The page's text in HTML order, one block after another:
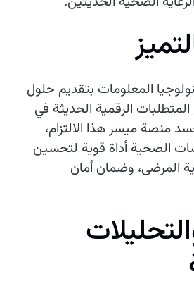
المعلومات بتقديم حلول
الرقمية الحديثة في
منصة ميسر هذا الالتزام،
الصحية أداة قوية لتحسين
المرضى، وضمان أمان